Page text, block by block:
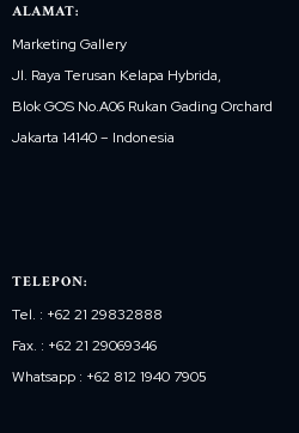
ALAMAT:
Marketing Gallery
Jl. Raya Terusan Kelapa Hybrida,
Blok GOS No.A06 Rukan Gading Orchard
Jakarta 14140 – Indonesia
TELEPON:
Tel. : +62 21 29832888
Fax. : +62 21 29069346
Whatsapp : +62 812 1940 7905